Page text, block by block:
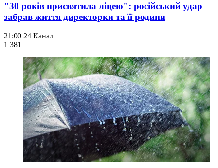
"30 років присвятила ліцею": російський удар
забрав життя директорки та її родини
21:00 24 Канал
1 381